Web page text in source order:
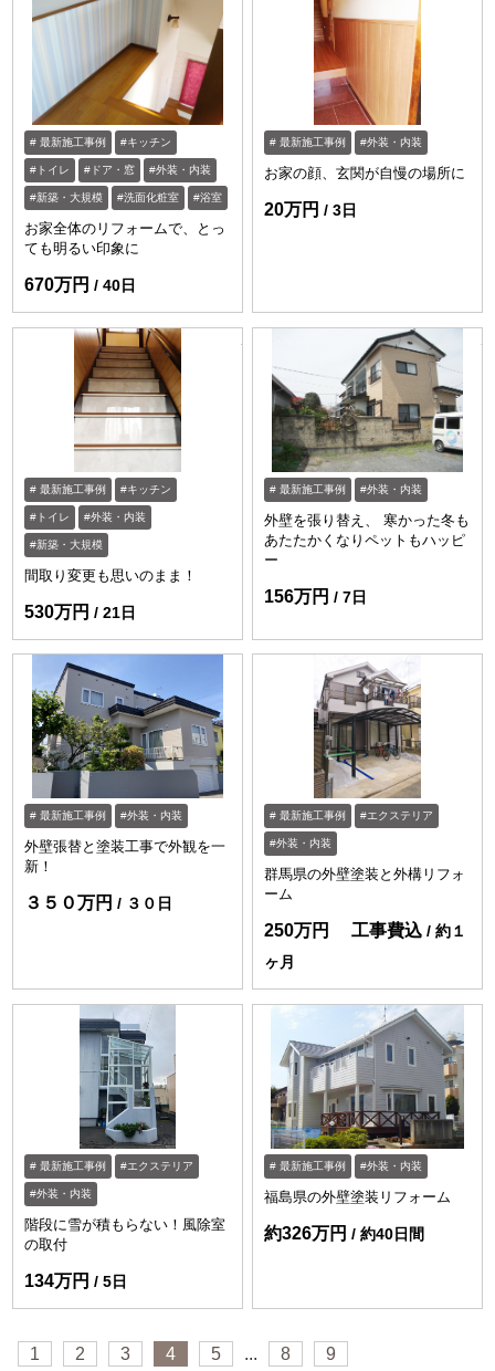
最新施工事例 キッチン
トイレ ドア・窓 外装・内装
新築・大規模 洗面化粧室 浴室
お家全体のリフォームで、とっ
ても明るい印象に
670万円 40日
最新施工事例 外装・内装
お家の顔、玄関が自慢の場所に
20万円 3日
https://www.enessance-reform.com/
最新施工事例 キッチン
トイレ 外装・内装
新築・大規模
間取り変更も思いのまま！
530万円 21日
最新施工事例 外装・内装
外壁を張り替え、 寒かった冬も
あたたかくなりペットもハッピ
ー
156万円 7日
最新施工事例 外装・内装
外壁張替と塗装工事で外観を一
新！
３５０万円 ３０日
最新施工事例 エクステリア
外装・内装
群馬県の外壁塗装と外構リフォ
ーム
250万円 工事費込
約１
ヶ月
最新施工事例 エクステリア
外装・内装
階段に雪が積もらない！風除室
の取付
134万円 5日
最新施工事例 外装・内装
福島県の外壁塗装リフォーム
約326万円 約40日間
1 2 3 4 5 ... 8 9